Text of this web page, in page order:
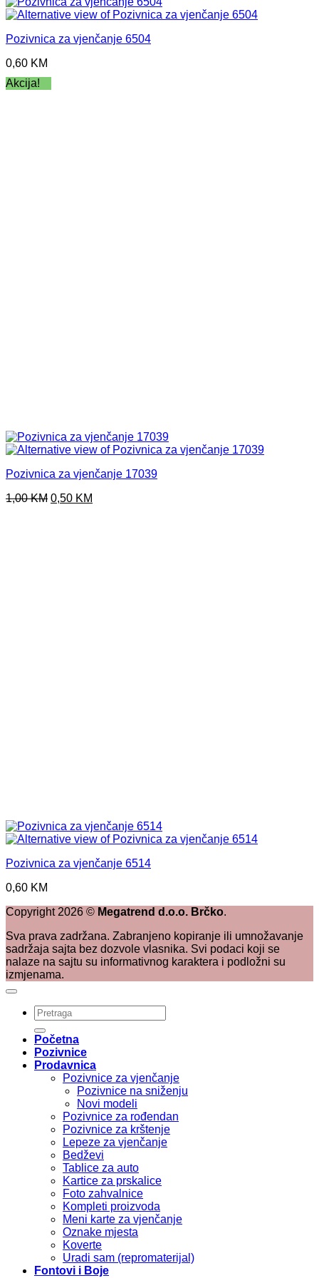
Pozivnica za vjenčanje 6504
0,60 KM
Akcija!
Pozivnica za vjenčanje 17039
1,00KM Original
0,50 KM
Pozivnica za vjenčanje 6514
0,60 KM
Copyright 2026 © Megatrend d.o.o. Brčko.
Sva prava zadržana. Zabranjeno kopiranje ili umnožavanje
sadržaja sajta bez dozvole vlasnika. Svi podaci koji se
nalaze na sajtu su informativnog karaktera i podložni su
izmjenama.
Pretraži:
Početna
Pozivnice
Prodavnica
Pozivnice za vjenčanje
Pozivnice na sniženju
Novi modeli
Pozivnice za rođendan
Pozivnice za krštenje
Lepeze za vjenčanje
Bedževi
Tablice za auto
Kartice za prskalice
Foto zahvalnice
Kompleti proizvoda
Meni karte za vjenčanje
Oznake mjesta
Koverte
Uradi sam (repromaterijal)
Fontovi i Boje